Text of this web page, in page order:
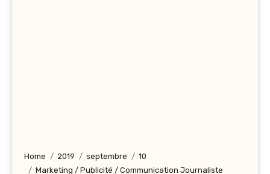
Home 2019 septembre
10
Marketing / Publicité / Communication Journaliste